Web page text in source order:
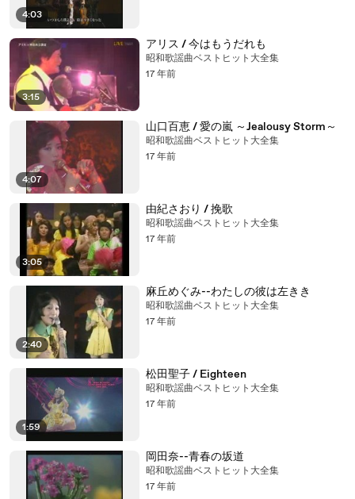
4:03
3:15
アリス / 今はもうだれも
昭和歌謡曲ベストヒット大全集
17 年前
4:07
山口百恵 / 愛の嵐 ～Jealousy Storm～
昭和歌謡曲ベストヒット大全集
17 年前
3:05
由紀さおり / 挽歌
昭和歌謡曲ベストヒット大全集
17 年前
2:40
麻丘めぐみ--わたしの彼は左きき
昭和歌謡曲ベストヒット大全集
17 年前
1:59
松田聖子 / Eighteen
昭和歌謡曲ベストヒット大全集
17 年前
岡田奈--青春の坂道
昭和歌謡曲ベストヒット大全集
17 年前